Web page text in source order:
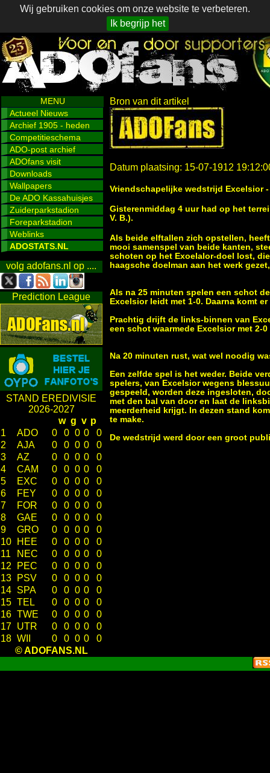
Wij gebruiken cookies om onze website te verbeteren.
Ik begrijp het
MENU
Actueel Nieuws
Archief 1905 - heden
Competitieschema
ADO-post archief
ADOfans visit
Downloads
Wallpapers
De ADO Kassahuisjes
Zuiderparkstadion
Foreparkstadion
Weblinks
ADOSTATS.NL
volg adofans.nl op ....
Prediction League
STAND EREDIVISIE
2026-2027
w g v p
1
ADO 0 0 0 0
0
2
AJA 0 0 0 0
0
3
AZ 0 0 0 0
0
4
CAM 0 0 0 0
0
5
EXC 0 0 0 0
0
6
FEY 0 0 0 0
0
7
FOR 0 0 0 0
0
8
GAE 0 0 0 0
0
9
GRO 0 0 0 0
0
10
HEE 0 0 0 0
0
11
NEC 0 0 0 0
0
12
PEC 0 0 0 0
0
13
PSV 0 0 0 0
0
14 SPA 0 0 0 0
0
15 TEL 0 0 0 0
0
16 TWE 0 0 0 0
0
17 UTR 0 0 0 0
0
18 WII 0 0 0 0
0
© ADOFANS.NL
Bron van dit artikel
Datum plaatsing: 15-07-1912
Vriendschapelijke wedstrijd Excelsior -
Gisterenmiddag 4 uur had op het
V. B.).
Als beide elftallen zich opstellen,
mooi samenspel van beide kanten,
schoten op het Exoelalor-doel lost,
haagsche doelman aan het werk
Als na 25 minuten spelen een schot
Excelsior leidt met 1-0. Daarna komt
Prachtig drijft de links-binnen van
een schot waarmede Excelsior met 2-
Na 20 minuten rust, wat wel noodig
Een zelfde spel is het weder. Beide
spelers, van Excelsior wegens
gespeeld, worden deze ingesloten,
met den bal van door en laat de
meerderheid krijgt. In dezen stand
te make.
De wedstrijd werd door een groot